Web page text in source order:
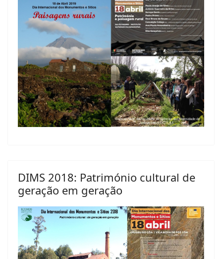
DIMS 2018: Património cultural de
geração em geração